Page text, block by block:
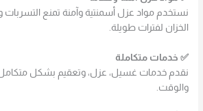
نستخدم مواد عزل أسمنتية وآمنة تمنع التسربات
الخزان لفترات طويلة.
✅ خدمات متكاملة
نقدم خدمات غسيل، عزل، وتعقيم بشكل متكامل،
والوقت.